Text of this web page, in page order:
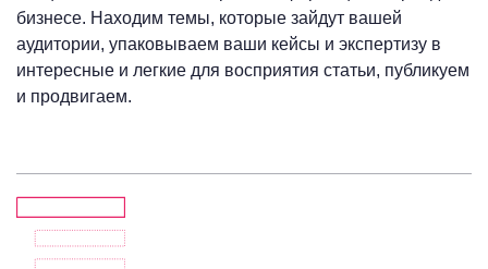
бизнесе. Находим темы, которые зайдут вашей
аудитории, упаковываем ваши кейсы и экспертизу в
интересные и легкие для восприятия статьи, публикуем
и продвигаем.